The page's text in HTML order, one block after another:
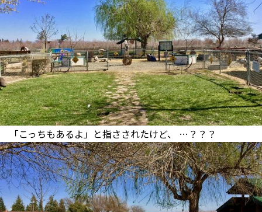
「こっちもあるよ」と指さされたけど、 …？？？